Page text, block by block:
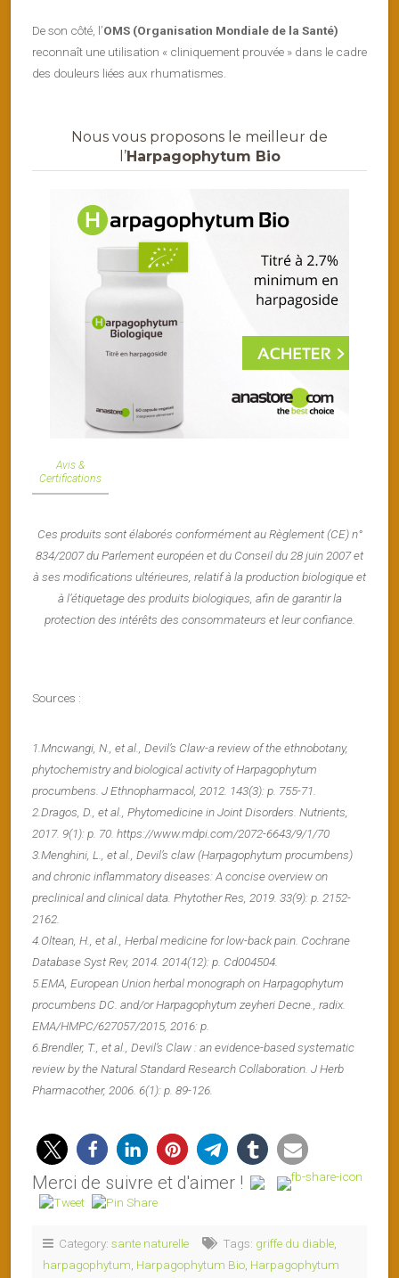
De son côté, l’OMS (Organisation Mondiale de la Santé)
reconnaît une utilisation « cliniquement prouvée » dans le cadre
des douleurs liées aux rhumatismes.
Nous vous proposons le meilleur de
l’Harpagophytum Bio
Avis &
Certifications
Ces produits sont élaborés conformément au Règlement (CE) n°
834/2007 du Parlement européen et du Conseil du 28 juin 2007 et
à ses modifications ultérieures, relatif à la production biologique et
à l’étiquetage des produits biologiques, afin de garantir la
protection des intérêts des consommateurs et leur confiance.
Sources :
1.Mncwangi, N., et al., Devil’s Claw-a review of the ethnobotany,
phytochemistry and biological activity of Harpagophytum
procumbens. J Ethnopharmacol, 2012. 143(3): p. 755-71.
2.Dragos, D., et al., Phytomedicine in Joint Disorders. Nutrients,
2017. 9(1): p. 70. https://www.mdpi.com/2072-6643/9/1/70
3.Menghini, L., et al., Devil’s claw (Harpagophytum procumbens)
and chronic inflammatory diseases: A concise overview on
preclinical and clinical data. Phytother Res, 2019. 33(9): p. 2152-
2162.
4.Oltean, H., et al., Herbal medicine for low-back pain. Cochrane
Database Syst Rev, 2014. 2014(12): p. Cd004504.
5.EMA, European Union herbal monograph on Harpagophytum
procumbens DC. and/or Harpagophytum zeyheri Decne., radix.
EMA/HMPC/627057/2015, 2016: p.
6.Brendler, T., et al., Devil’s Claw : an evidence-based systematic
review by the Natural Standard Research Collaboration. J Herb
Pharmacother, 2006. 6(1): p. 89-126.
Merci de suivre et d'aimer !
Category: sante naturelle Tags: griffe du diable,
harpagophytum, Harpagophytum Bio, Harpagophytum